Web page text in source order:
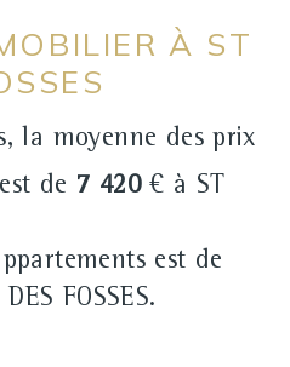
À ST
la moyenne des prix
de 7 420€ à ST
est de
FOSSES.